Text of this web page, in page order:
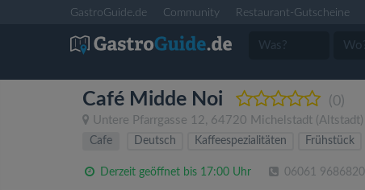
GastroGuide.de Community Restaurant-Gutscheine
Café Midde Noi (0)
Untere Pfarrgasse 12, 64720 Michelstadt (Altstadt)
Cafe
Deutsch Kaffeespezialitäten Frühstück
Derzeit geöffnet bis 17:00 Uhr 06061 9686820